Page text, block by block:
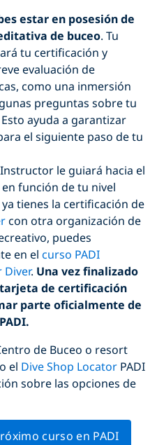
estar en posesión de
de buceo. Tu
tu certificación y
evaluación de
como una inmersión
preguntas sobre tu
ayuda a garantizar
el siguiente paso de tu
le guiará hacia el
función de tu nivel
tienes la certificación de
con otra organización de
puedes
en el curso PADI
Diver. Una vez finalizado
de certificación
parte oficialmente de
de Buceo o resort
el Dive Shop Locator PADI
sobre las opciones de
curso en PADI